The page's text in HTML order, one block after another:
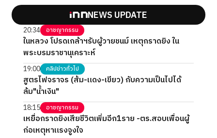
NEWS UPDATE
20:34 อาชญากรรม
ในหลวง โปรดเกล้าฯรับผู้วายชนม์ เหตุกราดยิง ใน
พระบรมราชานุเคราะห์
19:00 คลิปข่าวทั่วไป
สูตรไฟจราจร (ส้ม-แดง-เขียว) กับความเป็นไปได้
ล้ม"น้ำเงิน"
18:15 อาชญากรรม
เหยื่อกราดยิงเสียชีวิตเพิ่มอีก1ราย -ตร.สอบเพื่อนผู้
ก่อเหตุหาแรงจูงใจ